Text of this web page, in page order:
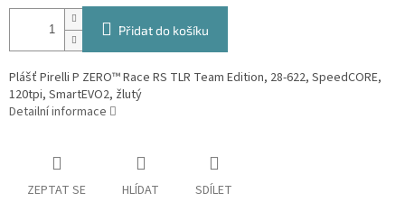
Přidat do košíku
Plášť Pirelli P ZERO™ Race RS TLR Team Edition, 28-622, SpeedCORE,
120tpi, SmartEVO2, žlutý
Detailní informace
ZEPTAT SE HLÍDAT SDÍLET